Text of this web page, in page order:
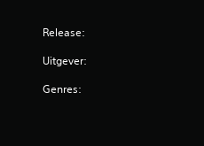
Release:
Uitgever:
Genres: